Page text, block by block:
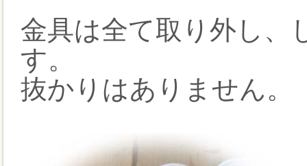
金具は全て取り外し、
す。
抜かりはありません。